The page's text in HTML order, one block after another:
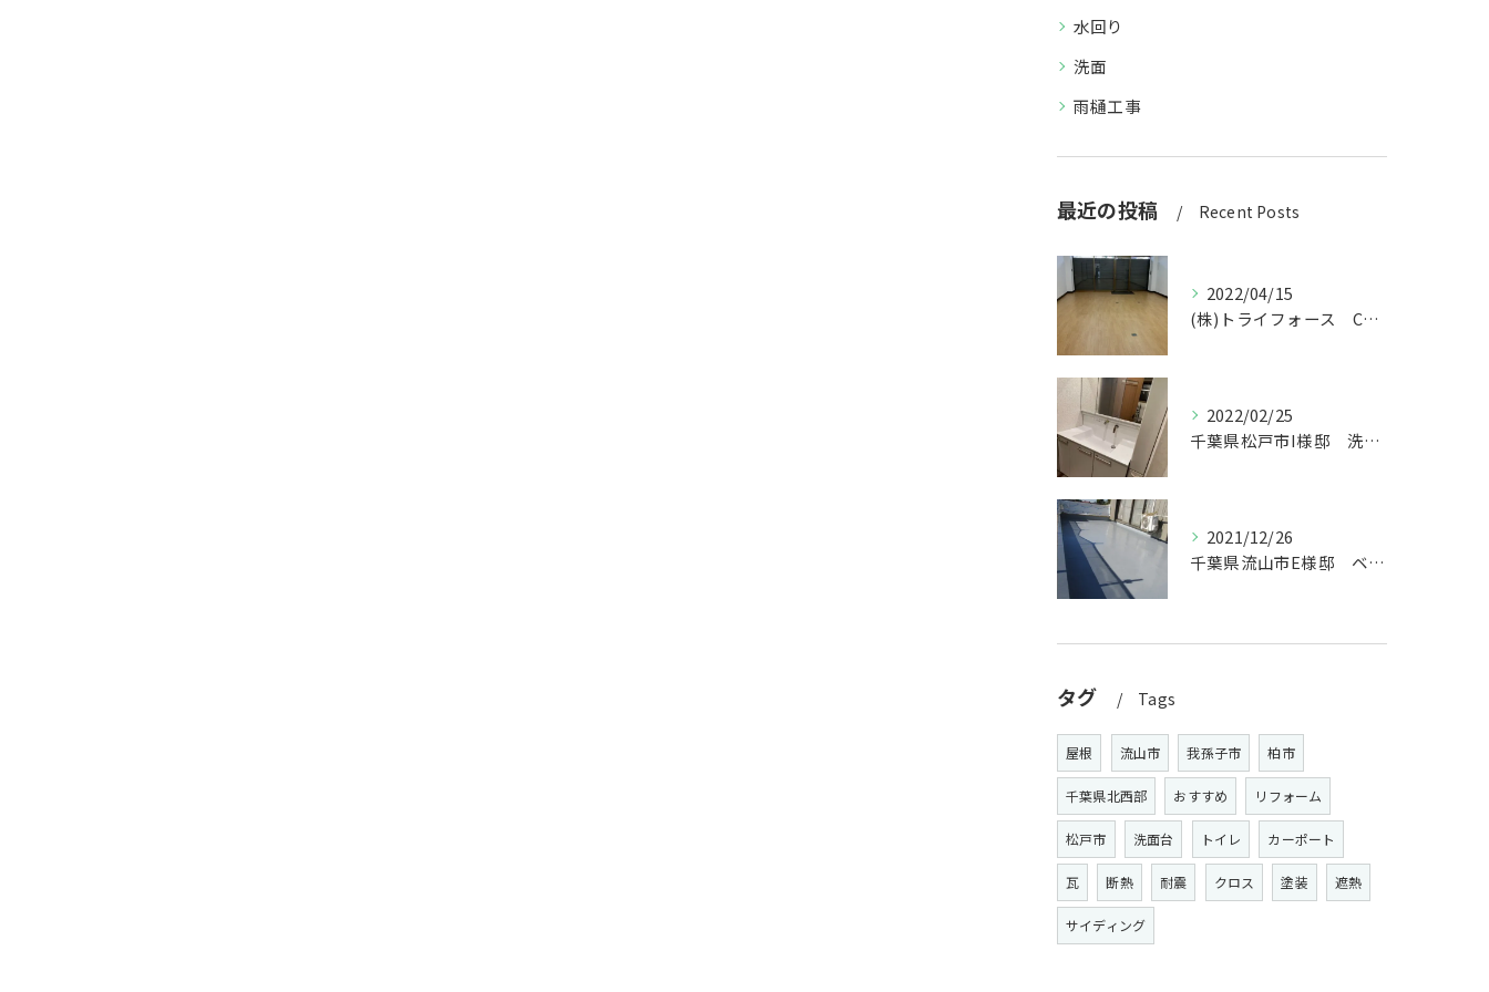
水回り
洗面
雨樋工事
最近の投稿 Recent Posts
2022/04/15
(株)トライフォース CF張替え工事
2022/02/25
千葉県松戸市I様邸 洗面台交換工事
2021/12/26
千葉県流山市E様邸 ベランダ工事
タグ Tags
屋根 流山市 我孫子市 柏市
千葉県北西部 おすすめ リフォーム
松戸市 洗面台 トイレ カーポート
瓦 断熱 耐震 クロス 塗装 遮熱
サイディング